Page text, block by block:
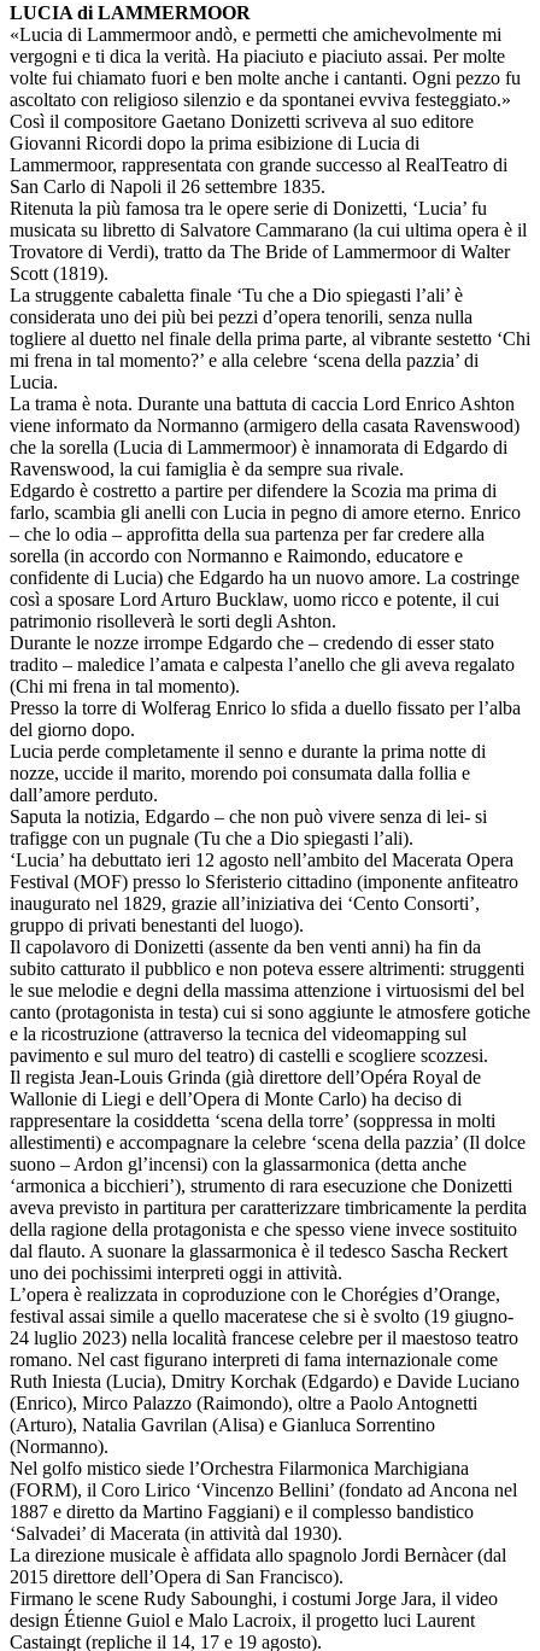
LUCIA di LAMMERMOOR
«Lucia di Lammermoor andò, e permetti che amichevolmente mi
vergogni e ti dica la verità. Ha piaciuto e piaciuto assai. Per molte
volte fui chiamato fuori e ben molte anche i cantanti. Ogni pezzo fu
ascoltato con religioso silenzio e da spontanei evviva festeggiato.»
Così il compositore Gaetano Donizetti scriveva al suo editore
Giovanni Ricordi dopo la prima esibizione di Lucia di
Lammermoor, rappresentata con grande successo al RealTeatro di
San Carlo di Napoli il 26 settembre 1835.
Ritenuta la più famosa tra le opere serie di Donizetti, ‘Lucia’ fu
musicata su libretto di Salvatore Cammarano (la cui ultima opera è il
Trovatore di Verdi), tratto da The Bride of Lammermoor di Walter
Scott (1819).
La struggente cabaletta finale ‘Tu che a Dio spiegasti l’ali’ è
considerata uno dei più bei pezzi d’opera tenorili, senza nulla
togliere al duetto nel finale della prima parte, al vibrante sestetto ‘Chi
mi frena in tal momento?’ e alla celebre ‘scena della pazzia’ di
Lucia.
La trama è nota. Durante una battuta di caccia Lord Enrico Ashton
viene informato da Normanno (armigero della casata Ravenswood)
che la sorella (Lucia di Lammermoor) è innamorata di Edgardo di
Ravenswood, la cui famiglia è da sempre sua rivale.
Edgardo è costretto a partire per difendere la Scozia ma prima di
farlo, scambia gli anelli con Lucia in pegno di amore eterno. Enrico
– che lo odia – approfitta della sua partenza per far credere alla
sorella (in accordo con Normanno e Raimondo, educatore e
confidente di Lucia) che Edgardo ha un nuovo amore. La costringe
così a sposare Lord Arturo Bucklaw, uomo ricco e potente, il cui
patrimonio risolleverà le sorti degli Ashton.
Durante le nozze irrompe Edgardo che – credendo di esser stato
tradito – maledice l’amata e calpesta l’anello che gli aveva regalato
(Chi mi frena in tal momento).
Presso la torre di Wolferag Enrico lo sfida a duello fissato per l’alba
del giorno dopo.
Lucia perde completamente il senno e durante la prima notte di
nozze, uccide il marito, morendo poi consumata dalla follia e
dall’amore perduto.
Saputa la notizia, Edgardo – che non può vivere senza di lei- si
trafigge con un pugnale (Tu che a Dio spiegasti l’ali).
‘Lucia’ ha debuttato ieri 12 agosto nell’ambito del Macerata Opera
Festival (MOF) presso lo Sferisterio cittadino (imponente anfiteatro
inaugurato nel 1829, grazie all’iniziativa dei ‘Cento Consorti’,
gruppo di privati benestanti del luogo).
Il capolavoro di Donizetti (assente da ben venti anni) ha fin da
subito catturato il pubblico e non poteva essere altrimenti: struggenti
le sue melodie e degni della massima attenzione i virtuosismi del bel
canto (protagonista in testa) cui si sono aggiunte le atmosfere gotiche
e la ricostruzione (attraverso la tecnica del videomapping sul
pavimento e sul muro del teatro) di castelli e scogliere scozzesi.
Il regista Jean-Louis Grinda (già direttore dell’Opéra Royal de
Wallonie di Liegi e dell’Opera di Monte Carlo) ha deciso di
rappresentare la cosiddetta ‘scena della torre’ (soppressa in molti
allestimenti) e accompagnare la celebre ‘scena della pazzia’ (Il dolce
suono – Ardon gl’incensi) con la glassarmonica (detta anche
‘armonica a bicchieri’), strumento di rara esecuzione che Donizetti
aveva previsto in partitura per caratterizzare timbricamente la perdita
della ragione della protagonista e che spesso viene invece sostituito
dal flauto. A suonare la glassarmonica è il tedesco Sascha Reckert
uno dei pochissimi interpreti oggi in attività.
L’opera è realizzata in coproduzione con le Chorégies d’Orange,
festival assai simile a quello maceratese che si è svolto (19 giugno-
24 luglio 2023) nella località francese celebre per il maestoso teatro
romano. Nel cast figurano interpreti di fama internazionale come
Ruth Iniesta (Lucia), Dmitry Korchak (Edgardo) e Davide Luciano
(Enrico), Mirco Palazzo (Raimondo), oltre a Paolo Antognetti
(Arturo), Natalia Gavrilan (Alisa) e Gianluca Sorrentino
(Normanno).
Nel golfo mistico siede l’Orchestra Filarmonica Marchigiana
(FORM), il Coro Lirico ‘Vincenzo Bellini’ (fondato ad Ancona nel
1887 e diretto da Martino Faggiani) e il complesso bandistico
‘Salvadei’ di Macerata (in attività dal 1930).
La direzione musicale è affidata allo spagnolo Jordi Bernàcer (dal
2015 direttore dell’Opera di San Francisco).
Firmano le scene Rudy Sabounghi, i costumi Jorge Jara, il video
design Étienne Guiol e Malo Lacroix, il progetto luci Laurent
Castaingt (repliche il 14, 17 e 19 agosto).